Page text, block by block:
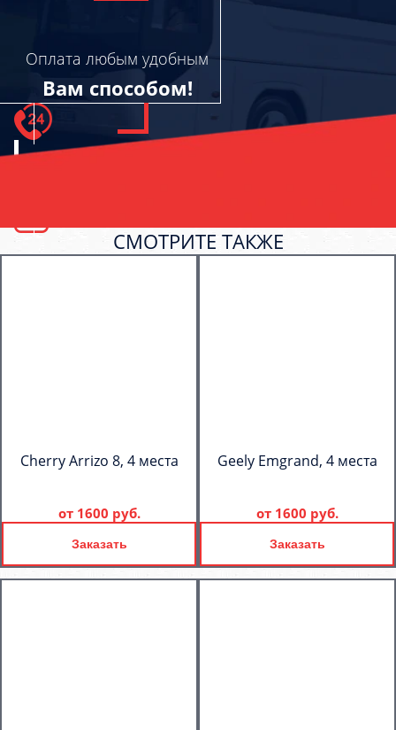
Оплата любым удобным
Вам способом!
СМОТРИТЕ ТАКЖЕ
Cherry Arrizo 8, 4 места
от 1600 руб.
Заказать
Geely Emgrand, 4 места
от 1600 руб.
Заказать